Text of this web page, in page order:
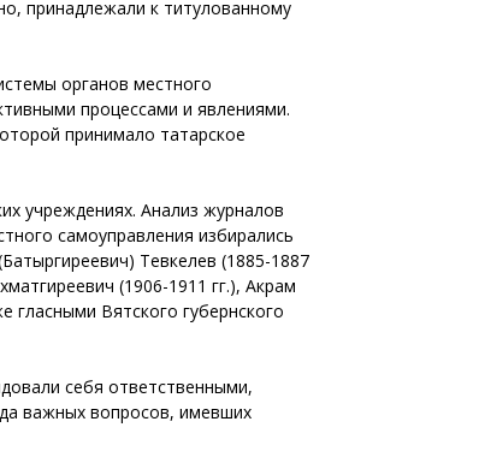
принадлежали к титулованному
органов местного
процессами и явлениями.
принимало татарское
учреждениях. Анализ журналов
самоуправления избирались
Тевкелев (1885-1887
(1906-1911 гг.), Акрам
Вятского губернского
себя ответственными,
важных вопросов, имевших